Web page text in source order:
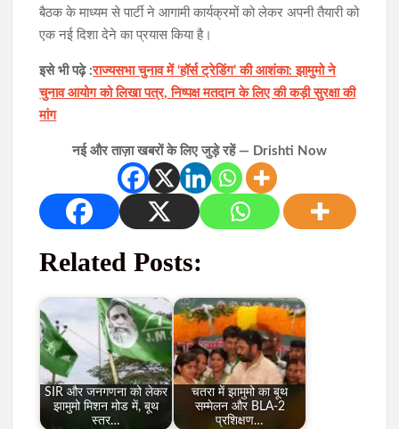
बैठक के माध्यम से पार्टी ने आगामी कार्यक्रमों को लेकर अपनी तैयारी को
एक नई दिशा देने का प्रयास किया है।
इसे भी पढ़े :राज्यसभा चुनाव में ‘हॉर्स ट्रेडिंग’ की आशंका: झामुमो ने
चुनाव आयोग को लिखा पत्र, निष्पक्ष मतदान के लिए की कड़ी सुरक्षा की
मांग
नई और ताज़ा खबरों के लिए जुड़े रहें — Drishti Now
Related Posts:
SIR और जनगणना को लेकर
झामुमो मिशन मोड में, बूथ
स्तर…
चतरा में झामुमो का बूथ
सम्मेलन और BLA-2
प्रशिक्षण…